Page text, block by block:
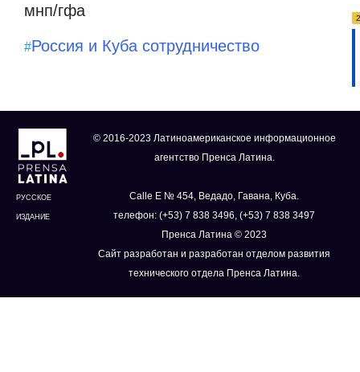
мнп/гфа
#Россия и Куба сотрудничество
РУССКОЕ
ИЗДАНИЕ
© 2016-2023 Латиноамериканское информационное
агентство Пренса Латина.
Calle E № 454, Ведадо, Гавана, Куба.
телефон: (+53) 7 838 3496, (+53) 7 838 3497
Пренса Латина © 2023
Сайт разработан и разработан отделом развития
технического отдела Пренса Латина.